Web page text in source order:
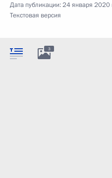
Дата публикации:24 января 2020
Текстовая версия
3